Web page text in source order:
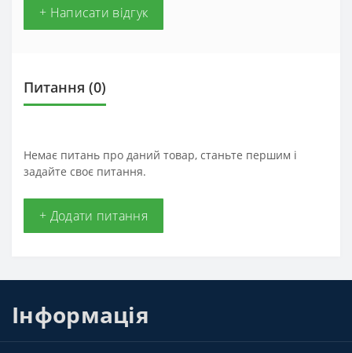
+ Написати відгук
Питання (0)
Немає питань про даний товар, станьте першим і
задайте своє питання.
+ Додати питання
Інформація